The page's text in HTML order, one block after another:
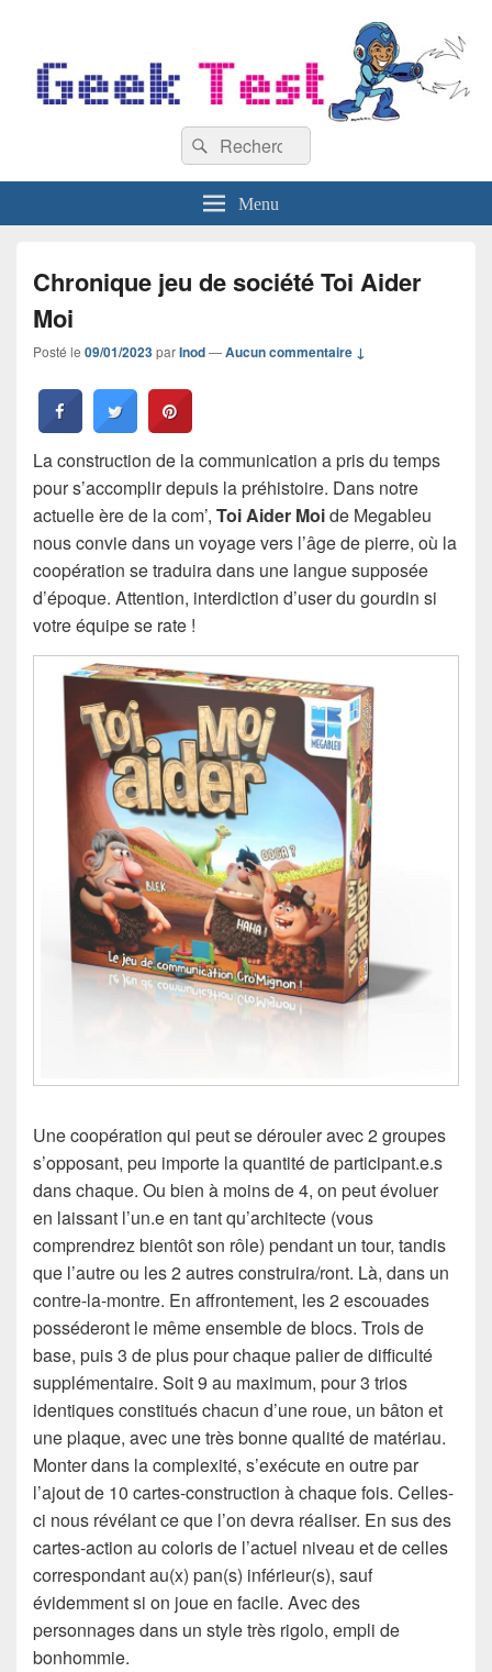
Recherche :
Rechercher
Menu
Chronique jeu de société Toi Aider
Moi
Posté le 09/01/2023parInod—Aucun commentaire ↓
La construction de la communication a pris du temps
pour s’accomplir depuis la préhistoire. Dans notre
actuelle ère de la com’, Toi Aider Moide Megableu
nous convie dans un voyage vers l’âge de pierre, où la
coopération se traduira dans une langue supposée
d’époque. Attention, interdiction d’user du gourdin si
votre équipe se rate !
Une coopération qui peut se dérouler avec 2 groupes
s’opposant, peu importe la quantité de participant.e.s
dans chaque. Ou bien à moins de 4, on peut évoluer
en laissant l’un.e en tant qu’architecte (vous
comprendrez bientôt son rôle) pendant un tour, tandis
que l’autre ou les 2 autres construira/ront. Là, dans un
contre-la-montre. En affrontement, les 2 escouades
posséderont le même ensemble de blocs. Trois de
base, puis 3 de plus pour chaque palier de difficulté
supplémentaire. Soit 9 au maximum, pour 3 trios
identiques constitués chacun d’une roue, un bâton et
une plaque, avec une très bonne qualité de matériau.
Monter dans la complexité, s’exécute en outre par
l’ajout de 10 cartes-construction à chaque fois. Celles-
ci nous révélant ce que l’on devra réaliser. En sus des
cartes-action au coloris de l’actuel niveau et de celles
correspondant au(x) pan(s) inférieur(s), sauf
évidemment si on joue en facile. Avec des
personnages dans un style très rigolo, empli de
bonhommie.